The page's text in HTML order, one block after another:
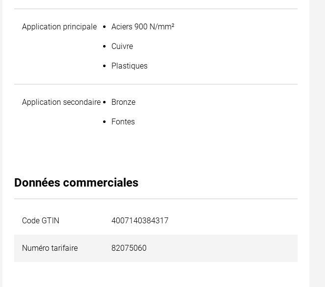
Application principale Aciers 900 N/mm²
Cuivre
Plastiques
Application secondaire Bronze
Fontes
Données commerciales
Code GTIN 4007140384317
Numéro tarifaire 82075060